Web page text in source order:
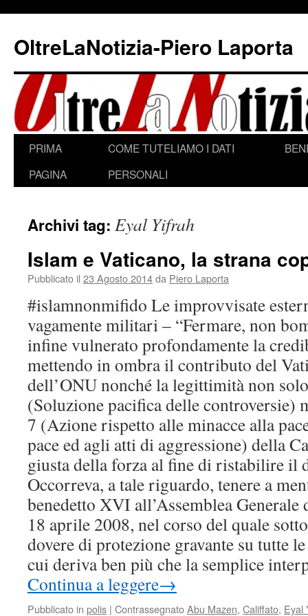
contenuto
OltreLaNotizia-Piero Laporta
PRIMA
PAGINA
COME TUTELIAMO I DATI
PERSONALI
Archivi tag: Eyal Yifrah
Islam e Vaticano, la strana
Pubblicato il 23 Agosto 2014da Piero Laporta
#islamnonmifido Le improvvisate
vagamente militari – “Fermare, non
infine vulnerato profondamente la
mettendo in ombra il contributo del
dell’ONU nonché la legittimità non
(Soluzione pacifica delle controversie)
7 (Azione rispetto alle minacce alla
pace ed agli atti di aggressione) della
giusta della forza al fine di ristabilire il
Occorreva, a tale riguardo, tenere a
benedetto XVI all’Assemblea
18 aprile 2008, nel corso del quale
dovere di protezione gravante su tutte
cui deriva ben più che la semplice
Continua a leggere→
Pubblicato in polis | ContrassegnatoAbu Mazen, Califfato, Eyal